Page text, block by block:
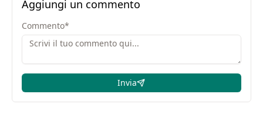
Aggiungi un commento
Commento*
Invia